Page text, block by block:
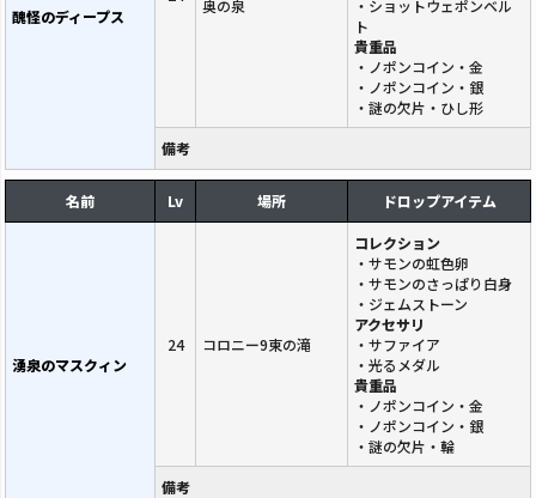
醜怪のディープス
奥の泉
・ショットウェポンベル
ト
貴重品
・ノポンコイン・金
・ノポンコイン・銀
・謎の欠片・ひし形
備考
名前 Lv 場所 ドロップアイテム
湧泉のマスクィン
24 コロニー9東の滝
コレクション
・サモンの虹色卵
・サモンのさっぱり白身
・ジェムストーン
アクセサリ
・サファイア
・光るメダル
貴重品
・ノポンコイン・金
・ノポンコイン・銀
・謎の欠片・輪
備考